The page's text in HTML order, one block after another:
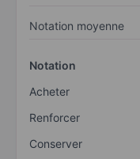
Notation moyenne
Notation
Acheter
Renforcer
Conserver